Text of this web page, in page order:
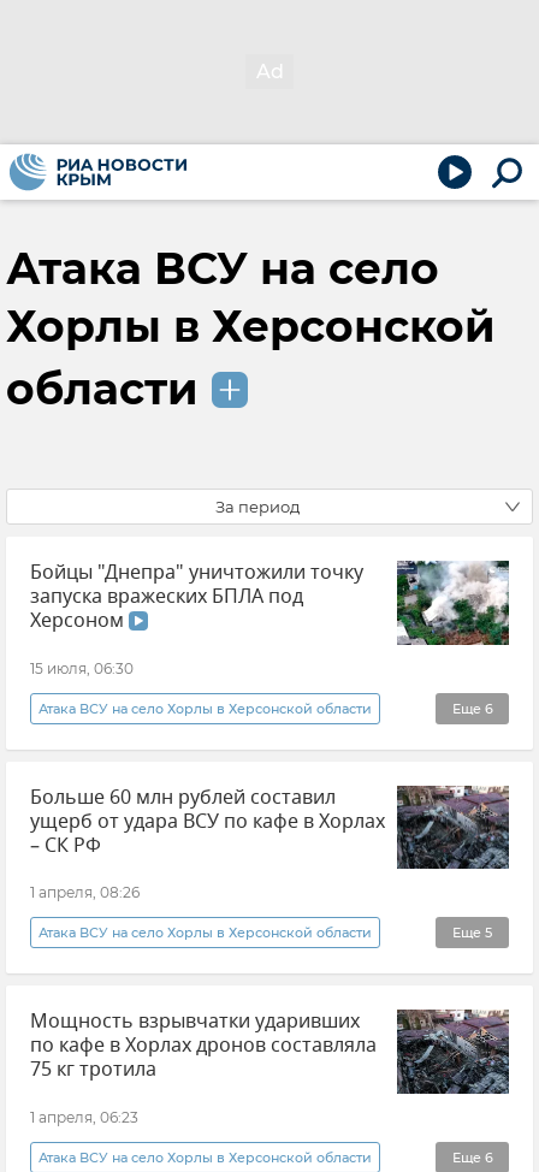
Атака ВСУ на село
Хорлы в Херсонской
области
За период
Бойцы "Днепра" уничтожили точку
запуска вражеских БПЛА под
Херсоном
15 июля, 06:30
Еще 6
Атака ВСУ на село Хорлы в Херсонской области
Новости СВО Министерство обороны РФ
Группировка войск "Днепр"
Беспилотник (БПЛА, дрон) Видео
Больше 60 млн рублей составил
ущерб от удара ВСУ по кафе в Хорлах
– СК РФ
1 апреля, 08:26
Еще 5
Атака ВСУ на село Хорлы в Херсонской области
Новости
Александр Бастрыкин
Мощность взрывчатки ударивших
по кафе в Хорлах дронов составляла
75 кг тротила
1 апреля, 06:23
Еще 6
Атака ВСУ на село Хорлы в Херсонской области